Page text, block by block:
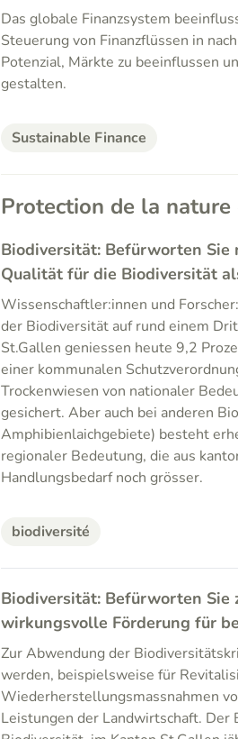
Das globale Finanzsystem
Steuerung von Finanzflüssen in
Potenzial, Märkte zu beeinflussen
gestalten.
Sustainable Finance
Protection de la nature
Biodiversität: Befürworten Sie
Qualität für die Biodiversität
Wissenschaftler:innen und
der Biodiversität auf rund einem
St.Gallen geniessen heute 9,2
einer kommunalen
Trockenwiesen von nationaler
gesichert. Aber auch bei anderen
Amphibienlaichgebiete) besteht
regionaler Bedeutung, die aus
Handlungsbedarf noch grösser.
biodiversité
Biodiversität: Befürworten
wirkungsvolle Förderung für
Zur Abwendung der
werden, beispielsweise für
Wiederherstellungsmassnahmen
Leistungen der Landwirtschaft. Der